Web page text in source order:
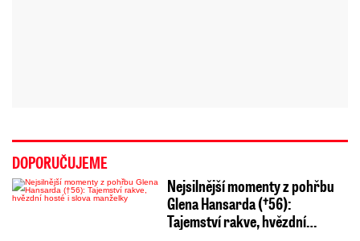
DOPORUČUJEME
Nejsilnější momenty z pohřbu
Glena Hansarda (†56):
Tajemství rakve, hvězdní…